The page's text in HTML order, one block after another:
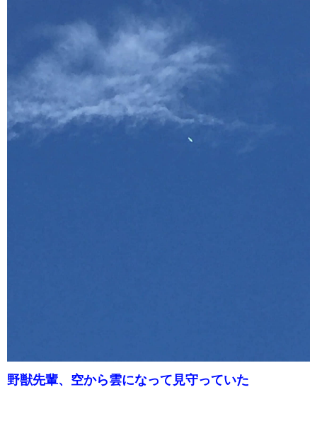
野獣先輩、空から雲になって見守っていた